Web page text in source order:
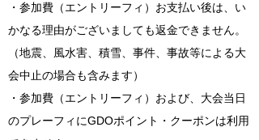
・参加費（エントリーフィ）お支払い後は、い
かなる理由がございましても返金できません。
（地震、風水害、積雪、事件、事故等による大
会中止の場合も含みます）
・参加費（エントリーフィ）および、大会当日
のプレーフィにGDOポイント・クーポンは利用